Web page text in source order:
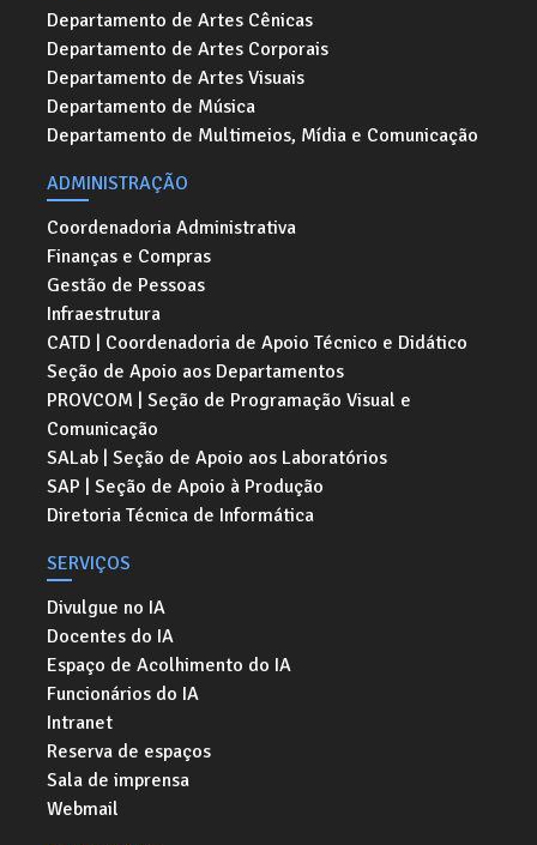
Departamento de Artes Cênicas
Departamento de Artes Corporais
Departamento de Artes Visuais
Departamento de Música
Departamento de Multimeios, Mídia e Comunicação
ADMINISTRAÇÃO
Coordenadoria Administrativa
Finanças e Compras
Gestão de Pessoas
Infraestrutura
CATD | Coordenadoria de Apoio Técnico e Didático
Seção de Apoio aos Departamentos
PROVCOM | Seção de Programação Visual e
Comunicação
SALab | Seção de Apoio aos Laboratórios
SAP | Seção de Apoio à Produção
Diretoria Técnica de Informática
SERVIÇOS
Divulgue no IA
Docentes do IA
Espaço de Acolhimento do IA
Funcionários do IA
Intranet
Reserva de espaços
Sala de imprensa
Webmail